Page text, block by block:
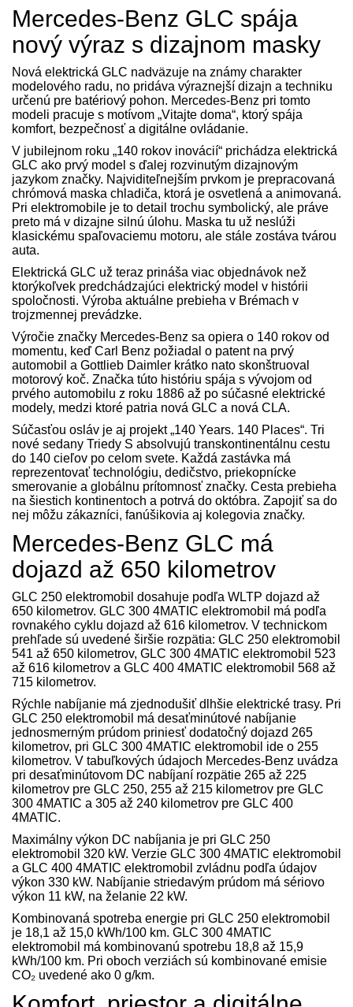
Mercedes-Benz GLC spája
nový výraz s dizajnom masky
Nová elektrická GLC nadväzuje na známy charakter
modelového radu, no pridáva výraznejší dizajn a techniku
určenú pre batériový pohon. Mercedes-Benz pri tomto
modeli pracuje s motívom „Vitajte doma“, ktorý spája
komfort, bezpečnosť a digitálne ovládanie.
V jubilejnom roku „140 rokov inovácií“ prichádza elektrická
GLC ako prvý model s ďalej rozvinutým dizajnovým
jazykom značky. Najviditeľnejším prvkom je prepracovaná
chrómová maska chladiča, ktorá je osvetlená a animovaná.
Pri elektromobile je to detail trochu symbolický, ale práve
preto má v dizajne silnú úlohu. Maska tu už neslúži
klasickému spaľovaciemu motoru, ale stále zostáva tvárou
auta.
Elektrická GLC už teraz prináša viac objednávok než
ktorýkoľvek predchádzajúci elektrický model v histórii
spoločnosti. Výroba aktuálne prebieha v Brémach v
trojzmennej prevádzke.
Výročie značky Mercedes-Benz sa opiera o 140 rokov od
momentu, keď Carl Benz požiadal o patent na prvý
automobil a Gottlieb Daimler krátko nato skonštruoval
motorový koč. Značka túto históriu spája s vývojom od
prvého automobilu z roku 1886 až po súčasné elektrické
modely, medzi ktoré patria nová GLC a nová CLA.
Súčasťou osláv je aj projekt „140 Years. 140 Places“. Tri
nové sedany Triedy S absolvujú transkontinentálnu cestu
do 140 cieľov po celom svete. Každá zastávka má
reprezentovať technológiu, dedičstvo, priekopnícke
smerovanie a globálnu prítomnosť značky. Cesta prebieha
na šiestich kontinentoch a potrvá do októbra. Zapojiť sa do
nej môžu zákazníci, fanúšikovia aj kolegovia značky.
Mercedes-Benz GLC má
dojazd až 650 kilometrov
GLC 250 elektromobil dosahuje podľa WLTP dojazd až
650 kilometrov. GLC 300 4MATIC elektromobil má podľa
rovnakého cyklu dojazd až 616 kilometrov. V technickom
prehľade sú uvedené širšie rozpätia: GLC 250 elektromobil
541 až 650 kilometrov, GLC 300 4MATIC elektromobil 523
až 616 kilometrov a GLC 400 4MATIC elektromobil 568 až
715 kilometrov.
Rýchle nabíjanie má zjednodušiť dlhšie elektrické trasy. Pri
GLC 250 elektromobil má desaťminútové nabíjanie
jednosmerným prúdom priniesť dodatočný dojazd 265
kilometrov, pri GLC 300 4MATIC elektromobil ide o 255
kilometrov. V tabuľkových údajoch Mercedes-Benz uvádza
pri desaťminútovom DC nabíjaní rozpätie 265 až 225
kilometrov pre GLC 250, 255 až 215 kilometrov pre GLC
300 4MATIC a 305 až 240 kilometrov pre GLC 400
4MATIC.
Maximálny výkon DC nabíjania je pri GLC 250
elektromobil 320 kW. Verzie GLC 300 4MATIC elektromobil
a GLC 400 4MATIC elektromobil zvládnu podľa údajov
výkon 330 kW. Nabíjanie striedavým prúdom má sériovo
výkon 11 kW, na želanie 22 kW.
Kombinovaná spotreba energie pri GLC 250 elektromobil
je 18,1 až 15,0 kWh/100 km. GLC 300 4MATIC
elektromobil má kombinovanú spotrebu 18,8 až 15,9
kWh/100 km. Pri oboch verziách sú kombinované emisie
CO₂ uvedené ako 0 g/km.